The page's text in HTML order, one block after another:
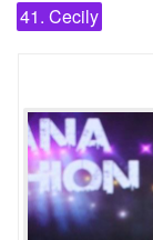
41. Cecily